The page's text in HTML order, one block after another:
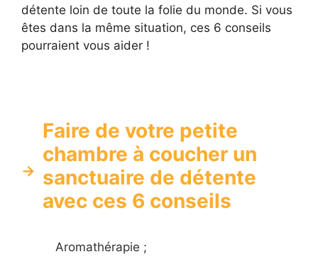
détente loin de toute la folie du monde. Si vous
êtes dans la même situation, ces 6 conseils
pourraient vous aider !
Faire de votre petite
chambre à coucher un
sanctuaire de détente
avec ces 6 conseils
Aromathérapie ;